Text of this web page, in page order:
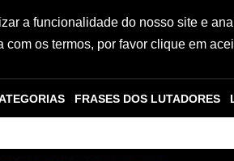
a funcionalidade do nosso site e
os termos, por favor clique em
FRASES DOS LUTADORES